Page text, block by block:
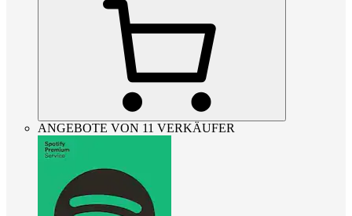
ANGEBOTE VON 11 VERKÄUFER